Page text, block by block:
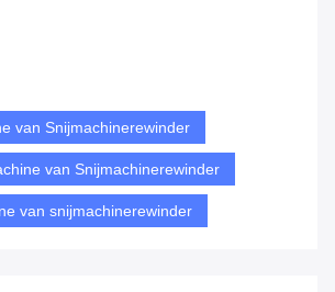
van Snijmachinerewinder
van Snijmachinerewinder
van snijmachinerewinder